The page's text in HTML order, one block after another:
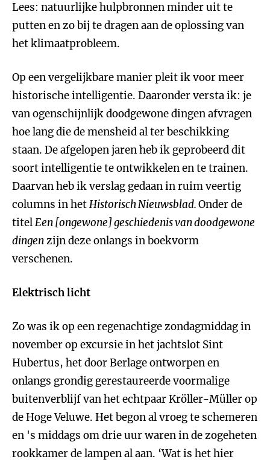
Lees: natuurlijke hulpbronnen minder uit te
putten en zo bij te dragen aan de oplossing van
het klimaatprobleem.
Op een vergelijkbare manier pleit ik voor meer
historische intelligentie. Daaronder versta ik: je
van ogenschijnlijk doodgewone dingen afvragen
hoe lang die de mensheid al ter beschikking
staan. De afgelopen jaren heb ik geprobeerd dit
soort intelligentie te ontwikkelen en te trainen.
Daarvan heb ik verslag gedaan in ruim veertig
columns in hetHistorisch Nieuwsblad.Onder de
titelEen [ongewone] geschiedenis van doodgewone
dingenzijn deze onlangs in boekvorm
verschenen.
Elektrisch licht
Zo was ik op een regenachtige zondagmiddag in
november op excursie in het jachtslot Sint
Hubertus, het door Berlage ontworpen en
onlangs grondig gerestaureerde voormalige
buitenverblijf van het echtpaar Kröller-Müller op
de Hoge Veluwe. Het begon al vroeg te schemeren
en 's middags om drie uur waren in de zogeheten
rookkamer de lampen al aan. ‘Wat is het hier